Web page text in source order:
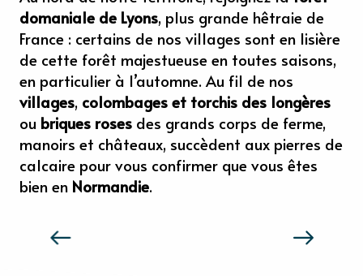
domaniale de Lyons, plus grande hêtraie de
France : certains de nos villages sont en lisière
de cette forêt majestueuse en toutes saisons,
en particulier à l’automne. Au fil de nos
villages, colombages et torchis des longères
ou briques roses des grands corps de ferme,
manoirs et châteaux, succèdent aux pierres de
calcaire pour vous confirmer que vous êtes
bien en Normandie.
SENSATIONS NORMANDIE